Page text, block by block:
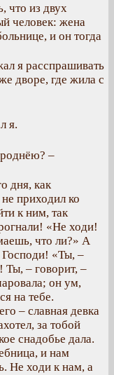
что из двух
человек: жена
и он тогда
я расспрашивать
дворе, где жила с
я.
–
дня, как
приходил ко
к ним, так
«Не ходи!
что ли?» А
Господи! «Ты, –
Ты, – говорит, –
он ум,
на тебе.
– славная девка
за тобой
снадобье дала.
и нам
Не ходи к нам, а